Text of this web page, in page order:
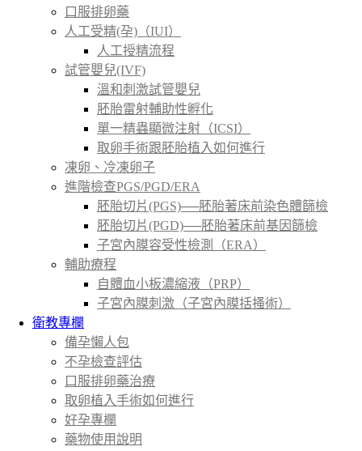
口服排卵藥
人工受精(孕)（IUI）
人工授精流程
試管嬰兒(IVF)
溫和刺激試管嬰兒
胚胎雷射輔助性孵化
單一精蟲顯微注射（ICSI）
取卵手術跟胚胎植入如何進行
凍卵、冷凍卵子
進階檢查PGS/PGD/ERA
胚胎切片(PGS)──胚胎著床前染色體篩檢
胚胎切片(PGD)──胚胎著床前基因篩檢
子宮內膜容受性檢測（ERA）
輔助療程
自體血小板濃縮液（PRP）
子宮內膜刺激（子宮內膜括搔術）
衛教專欄
備孕懶人包
不孕檢查評估
口服排卵藥治療
取卵植入手術如何進行
好孕專欄
藥物使用說明